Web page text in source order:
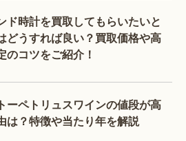
ド時計を買取してもらいたいと
どうすれば良い？買取価格や高
のコツをご紹介！
ーペトリュスワインの値段が高
は？特徴や当たり年を解説